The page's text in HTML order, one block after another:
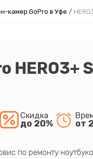
камер GoPro в Уфе /
HERO3+
Скидка
до 20% от
по ремонту